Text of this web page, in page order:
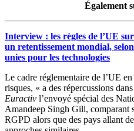
Également
Interview : les règles de l’UE
un retentissement mondial,
unies pour les technologies
Le cadre réglementaire de l’UE
risques, « a des répercussions
Euractiv l’envoyé spécial des
Amandeep Singh Gill, comparant
RGPD alors que des pays allant